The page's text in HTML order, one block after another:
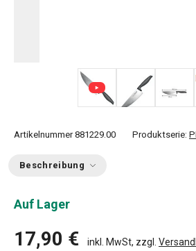
Artikelnummer 881229.00 Produktserie:
Beschreibung
Auf Lager
17,90 € inkl. MwSt, zzgl.